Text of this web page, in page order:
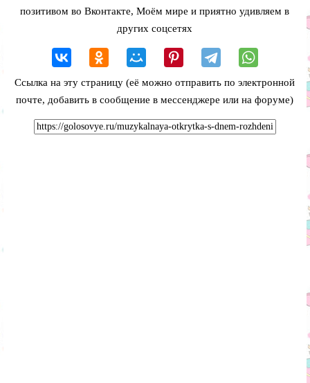
позитивом во Вконтакте, Моём мире и приятно удивляем в
других соцсетях
Ссылка на эту страницу (её можно отправить по электронной
почте, добавить в сообщение в мессенджере или на форуме)